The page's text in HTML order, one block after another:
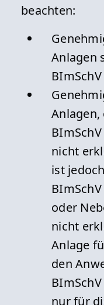
beachten:
Anlagen
Anlagen,
nicht
ist
oder
nicht
Anlage
den
nur für